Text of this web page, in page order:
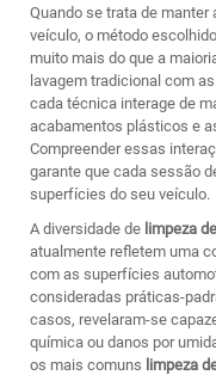
Quando se trata de manter
veículo, o método
muito mais do que a
lavagem tradicional com
cada técnica interage de
acabamentos plásticos e
Compreender essas
garante que cada sessão
superfícies do seu veículo.
A diversidade de limpeza
atualmente refletem uma
com as superfícies
consideradas práticas-
casos, revelaram-se
química ou danos por
os mais comuns limpeza